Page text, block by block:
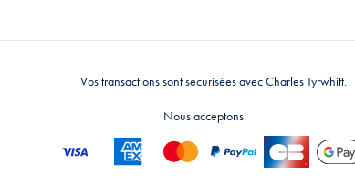
Vos transactions sont securisées avec Charles Tyrwhitt.
Nous acceptons: